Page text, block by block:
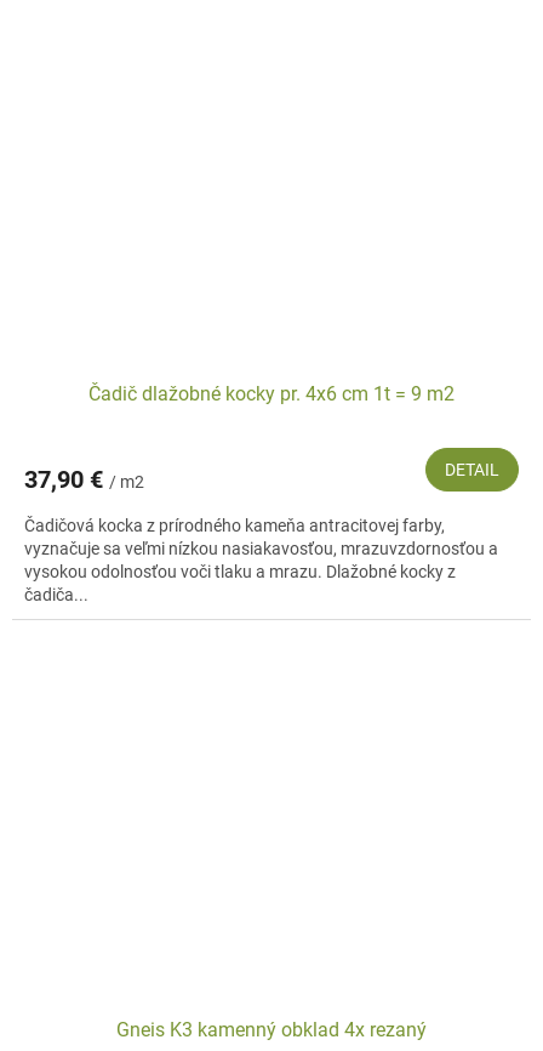
Čadič dlažobné kocky pr. 4x6 cm 1t = 9 m2
37,90 € / m2
DETAIL
Čadičová kocka z prírodného kameňa antracitovej farby,
vyznačuje sa veľmi nízkou nasiakavosťou, mrazuvzdornosťou a
vysokou odolnosťou voči tlaku a mrazu. Dlažobné kocky z
čadiča...
Gneis K3 kamenný obklad 4x rezaný